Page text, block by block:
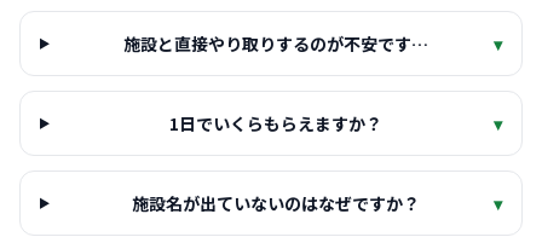
施設と直接やり取りするのが不安です… ▾
1日でいくらもらえますか？ ▾
施設名が出ていないのはなぜですか？ ▾